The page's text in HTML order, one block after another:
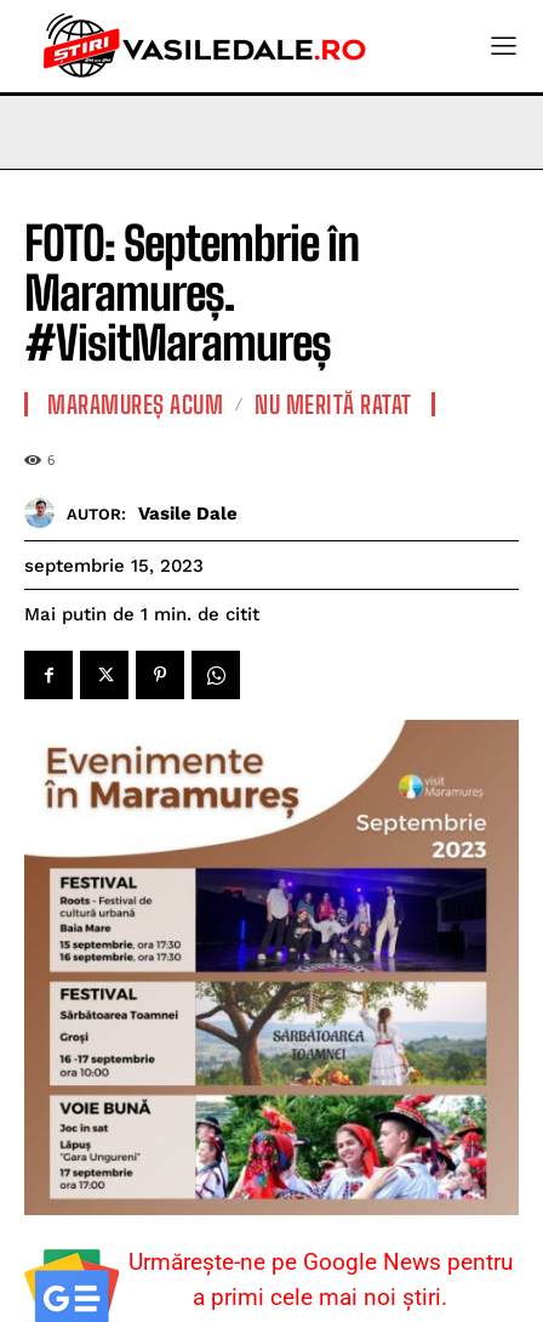
FOTO: Septembrie în
Maramureș.
#VisitMaramureș
MARAMUREȘ ACUM NU MERITĂ RATAT
6
AUTOR: Vasile Dale
septembrie 15, 2023
Mai putin de 1 min. de citit
Urmărește-ne pe Google News pentru
a primi cele mai noi știri.